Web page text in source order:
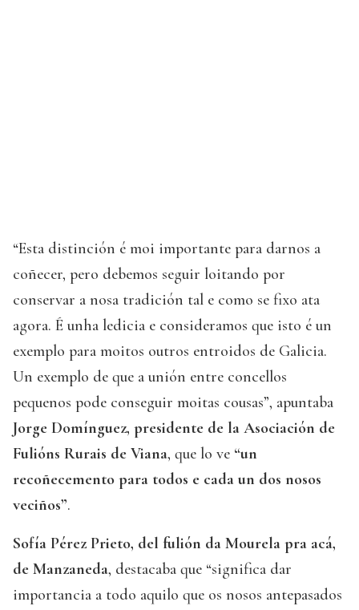
“Esta distinción é moi importante para darnos a
coñecer, pero debemos seguir loitando por
conservar a nosa tradición tal e como se fixo ata
agora. É unha ledicia e consideramos que isto é un
exemplo para moitos outros entroidos de Galicia.
Un exemplo de que a unión entre concellos
pequenos pode conseguir moitas cousas”, apuntaba
Jorge Domínguez, presidente de la Asociación de
Fulións Rurais de Viana, que lo ve “un
recoñecemento para todos e cada un dos nosos
veciños”.
Sofía Pérez Prieto, del fulión da Mourela pra acá,
de Manzaneda, destacaba que “significa dar
importancia a todo aquilo que os nosos antepasados